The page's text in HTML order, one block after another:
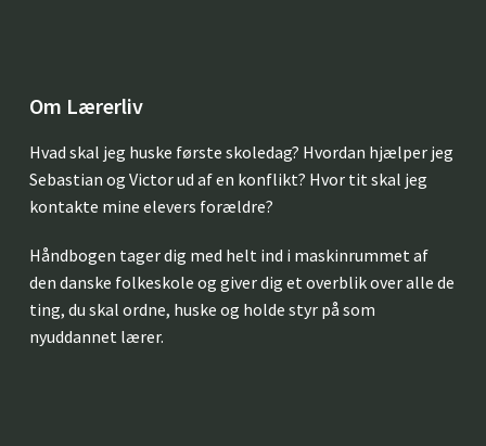
Om Lærerliv
Hvad skal jeg huske første skoledag? Hvordan hjælper jeg
Sebastian og Victor ud af en konflikt? Hvor tit skal jeg
kontakte mine elevers forældre?
Håndbogen tager dig med helt ind i maskinrummet af
den danske folkeskole og giver dig et overblik over alle de
ting, du skal ordne, huske og holde styr på som
nyuddannet lærer.